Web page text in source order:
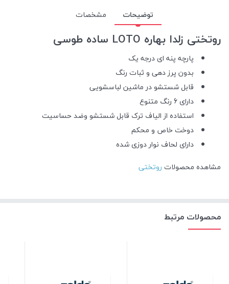
توضیحات مشخصات
روتختی زلدا بهاره LOTO ساده طوسی
پارچه پنه ای درجه یک
بدون پرز دهی و ثبات رنگ
قابل شستشو در ماشین لباسشویی
دارای 6 رنگ متنوع
استفاده از الیاف ترک قابل شستشو وضد حساسیت
دوخت خاص و محکم
دارای لحاف نوار دوزی شده
مشاهده محصولات روتختی
محصولات مرتبط